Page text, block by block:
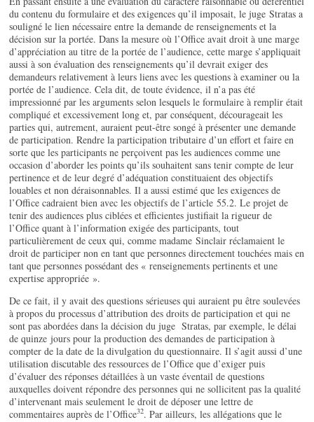
du contenu du formulaire et des exigences qu’il imposait, le juge Stratas a
souligné le lien nécessaire entre la demande de renseignements et la
décision sur la portée. Dans la mesure où l’Office avait droit à une marge
d’appréciation au titre de la portée de l’audience, cette marge s’appliquait
aussi à son évaluation des renseignements qu’il devrait exiger des
demandeurs relativement à leurs liens avec les questions à examiner ou la
portée de l’audience. Cela dit, de toute évidence, il n’a pas été
impressionné par les arguments selon lesquels le formulaire à remplir était
compliqué et excessivement long et, par conséquent, décourageait les
parties qui, autrement, auraient peut-être songé à présenter une demande
de participation. Rendre la participation tributaire d’un effort et faire en
sorte que les participants ne perçoivent pas les audiences comme une
occasion d’aborder les points qu’ils souhaitent sans tenir compte de leur
pertinence et de leur degré d’adéquation constituaient des objectifs
louables et non déraisonnables. Il a aussi estimé que les exigences de
l’Office cadraient bien avec les objectifs de l’article 55.2. Le projet de
tenir des audiences plus ciblées et efficientes justifiait la rigueur de
l’Office quant à l’information exigée des participants, tout
particulièrement de ceux qui, comme madame Sinclair réclamaient le
droit de participer non en tant que personnes directement touchées mais en
tant que personnes possédant des « renseignements pertinents et une
expertise appropriée ».
De ce fait, il y avait des questions sérieuses qui auraient pu être soulevées
à propos du processus d’attribution des droits de participation et qui ne
sont pas abordées dans la décision du juge Stratas, par exemple, le délai
de quinze jours pour la production des demandes de participation à
compter de la date de la divulgation du questionnaire. Il s’agit aussi d’une
utilisation discutable des ressources de l’Office que d’exiger puis
d’évaluer des réponses détaillées à un vaste éventail de questions
auxquelles doivent répondre des personnes qui ne sollicitent pas la qualité
d’intervenant mais seulement le droit de déposer une lettre de
commentaires auprès de l’Office32. Par ailleurs, les allégations que le